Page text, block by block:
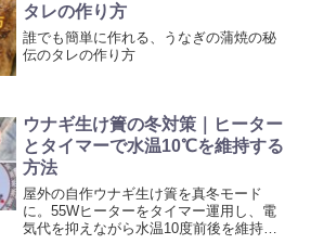
タレの作り方
誰でも簡単に作れる、うなぎの蒲焼の秘
伝のタレの作り方
ウナギ生け簀の冬対策｜ヒーター
とタイマーで水温10℃を維持する
方法
屋外の自作ウナギ生け簀を真冬モード
に。55Wヒーターをタイマー運用し、電
気代を抑えながら水温10度前後を維持で